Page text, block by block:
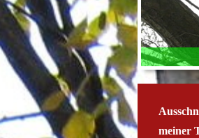
meiner